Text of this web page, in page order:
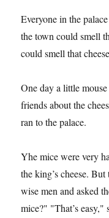
Everyone in the
the town could smell
could smell that
One day a little
friends about the
ran to the palace.
Yhe mice were very
the king’s cheese.
wise men and asked
mice?" "That’s